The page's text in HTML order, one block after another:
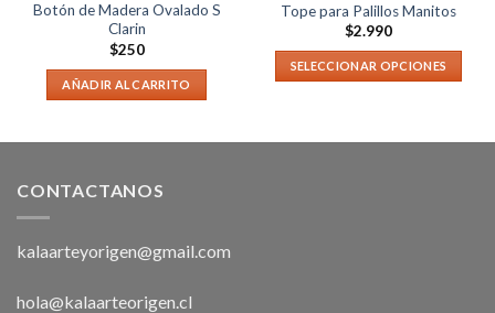
Botón de Madera Ovalado S
Clarin
$250
AÑADIR AL CARRITO
Tope para Palillos Manitos
$2.990
SELECCIONAR OPCIONES
CONTACTANOS
kalaarteyorigen@gmail.com
hola@kalaarteorigen.cl